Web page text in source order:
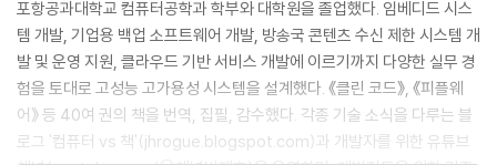
포항공과대학교 컴퓨터공학과 학부와 대학원을 졸업했다. 임베디드 시스
템 개발, 기업용 백업 소프트웨어 개발, 방송국 콘텐츠 수신 제한 시스템 개
발 및 운영 지원, 클라우드 기반 서비스 개발에 이르기까지 다양한 실무 경
험을 토대로 고성능 고가용성 시스템을 설계했다. 《클린 코드》, 《피플웨
어》 등 40여 권의 책을 번역, 집필, 감수했다. 각종 기술 소식을 다루는 블
로그 '컴퓨터 vs 책'(jhrogue.blogspot.com)과 개발자를 위한 유튜브